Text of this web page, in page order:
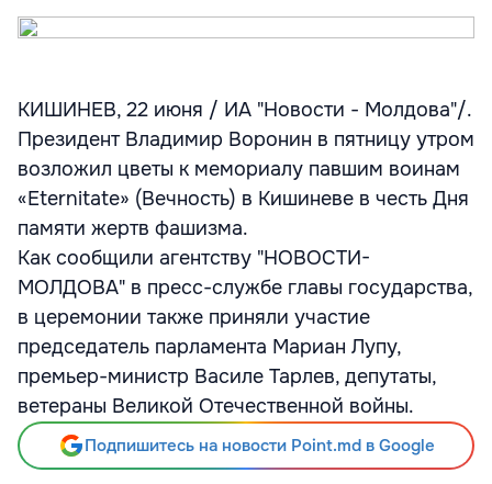
КИШИНЕВ, 22 июня / ИА "Новости - Молдова"/.
Президент Владимир Воронин в пятницу утром
возложил цветы к мемориалу павшим воинам
«Eternitate» (Вечность) в Кишиневе в честь Дня
памяти жертв фашизма.
Как сообщили агентству "НОВОСТИ-
МОЛДОВА" в пресс-службе главы государства,
в церемонии также приняли участие
председатель парламента Мариан Лупу,
премьер-министр Василе Тарлев, депутаты,
ветераны Великой Отечественной войны.
Подпишитесь на новости Point.md в Google